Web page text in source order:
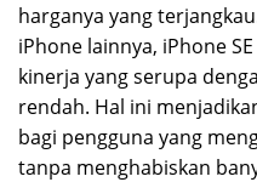
harganya yang
iPhone lainnya, iPhone
kinerja yang serupa
rendah. Hal ini
bagi pengguna yang
tanpa menghabiskan